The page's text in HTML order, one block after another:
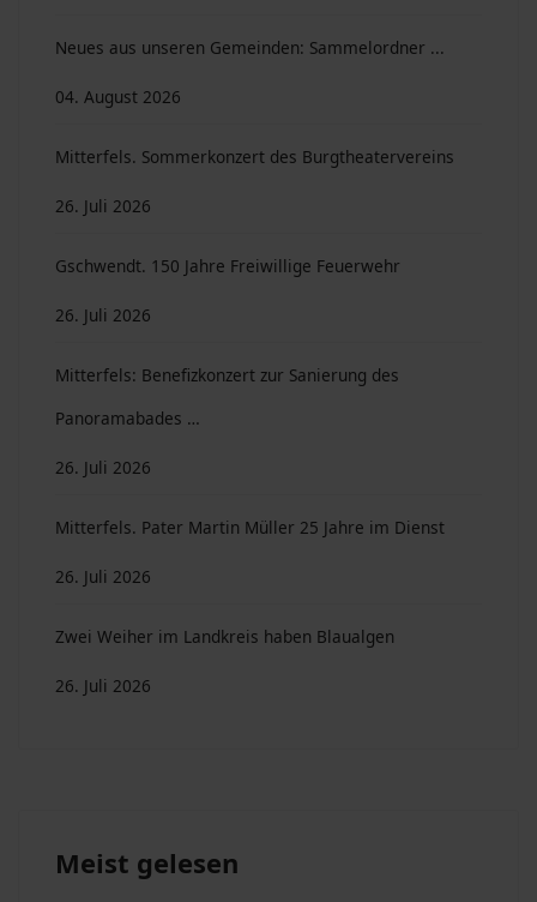
Neues aus unseren Gemeinden: Sammelordner ...
04. August 2026
Mitterfels. Sommerkonzert des Burgtheatervereins
26. Juli 2026
Gschwendt. 150 Jahre Freiwillige Feuerwehr
26. Juli 2026
Mitterfels: Benefizkonzert zur Sanierung des
Panoramabades …
26. Juli 2026
Mitterfels. Pater Martin Müller 25 Jahre im Dienst
26. Juli 2026
Zwei Weiher im Landkreis haben Blaualgen
26. Juli 2026
Meist gelesen